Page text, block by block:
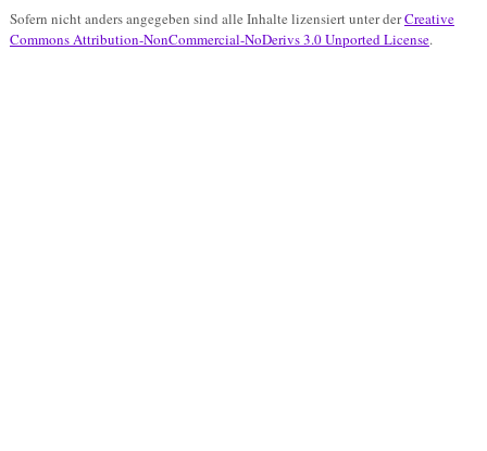
Sofern nicht anders angegeben sind alle Inhalte lizensiert unter derCreative
Commons Attribution-NonCommercial-NoDerivs 3.0 Unported License.